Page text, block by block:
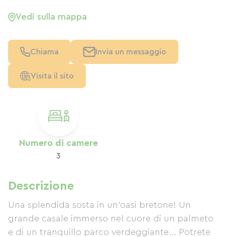
Numero di camere
3
Descrizione
Una splendida sosta in un'oasi bretone! Un
grande casale immerso nel cuore di un palmeto
e di un tranquillo parco verdeggiante... Potrete
Vedi sulla mappa
Chiama Invia un messaggio
Visita il sito